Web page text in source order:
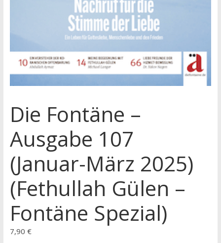
Die Fontäne –
Ausgabe 107
(Januar-März 2025)
(Fethullah Gülen –
Fontäne Spezial)
7,90 €